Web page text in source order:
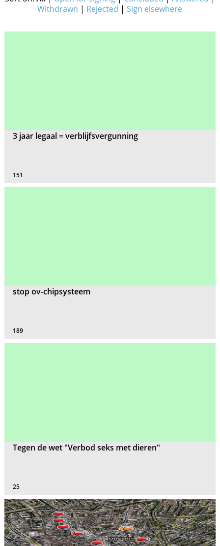
Withdrawn | Rejected |Sign elsewhere
3 jaar legaal = verblijfsvergunning
151
stop ov-chipsysteem
189
Tegen de wet "Verbod seks met dieren"
25